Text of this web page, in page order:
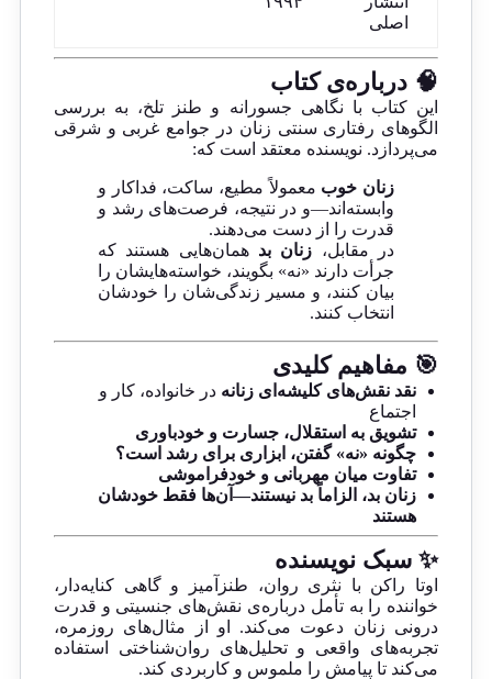
اصلی
🧠 درباره‌ی کتاب
این کتاب با نگاهی جسورانه و طنز تلخ، به بررسی
الگوهای رفتاری سنتی زنان در جوامع غربی و شرقی
می‌پردازد. نویسنده معتقد است که:
زنان خوب معمولاً مطیع، ساکت، فداکار و
وابسته‌اند—و در نتیجه، فرصت‌های رشد و
قدرت را از دست می‌دهند.
در مقابل، زنان بد همان‌هایی هستند که
جرأت دارند «نه» بگویند، خواسته‌هایشان را
بیان کنند، و مسیر زندگی‌شان را خودشان
انتخاب کنند.
🎯 مفاهیم کلیدی
نقد نقش‌های کلیشه‌ای زنانه در خانواده، کار و
اجتماع
تشویق به استقلال، جسارت و خودباوری
چگونه «نه» گفتن، ابزاری برای رشد است؟
تفاوت میان مهربانی و خودفراموشی
زنان بد، الزاماً بد نیستند—آن‌ها فقط خودشان
هستند
✨ سبک نویسنده
اوتا راکن با نثری روان، طنزآمیز و گاهی کنایه‌دار،
خواننده را به تأمل درباره‌ی نقش‌های جنسیتی و قدرت
درونی زنان دعوت می‌کند. او از مثال‌های روزمره،
تجربه‌های واقعی و تحلیل‌های روان‌شناختی استفاده
می‌کند تا پیامش را ملموس و کاربردی کند.